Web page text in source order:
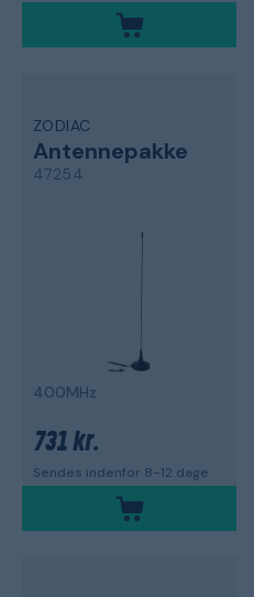
ZODIAC
Antennepakke
47254
400MHz
731 kr.
Sendes indenfor 8-12 dage